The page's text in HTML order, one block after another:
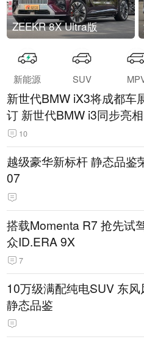
ZEEKR 8X Ultra版
新能源 SUV
新世代BMW iX3将成都车
订 新世代BMW i3同步亮相
10
越级豪华新标杆 静态品鉴
07
搭载Momenta R7 抢先试
众ID.ERA 9X
7
10万级满配纯电SUV 东
静态品鉴